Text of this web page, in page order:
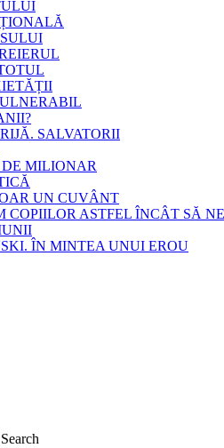
SALVATORII
MILIONAR
UN CUVÂNT
COPIILOR ASTFEL ÎNCÂT SĂ
ÎN MINTEA UNUI EROU
Search